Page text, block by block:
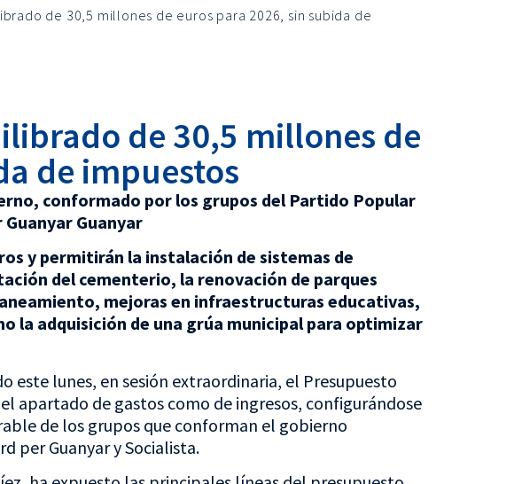
de 30,5 millones de euros para 2026, sin subida de
de 30,5 millones de
de impuestos
conformado por los grupos del Partido Popular
Guanyar
y permitirán la instalación de sistemas de
del cementerio, la renovación de parques
mejoras en infraestructuras educativas,
la adquisición de una grúa municipal para optimizar
lunes, en sesión extraordinaria, el Presupuesto
apartado de gastos como de ingresos, configurándose
de los grupos que conforman el gobierno
per Guanyar y Socialista.